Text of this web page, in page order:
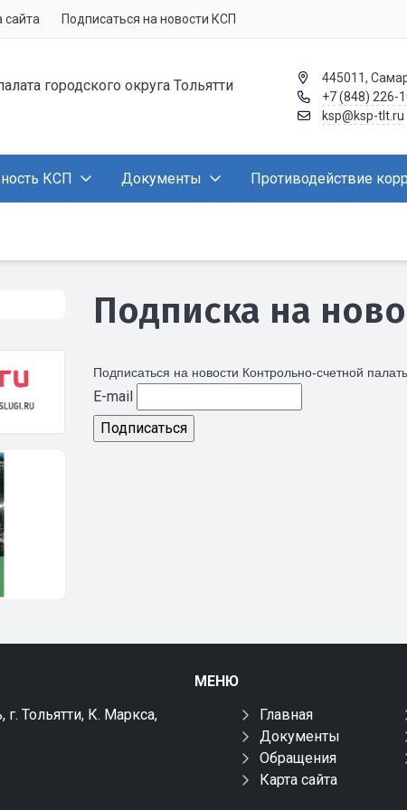
сайта Подписаться на новости КСП
городского округа Тольятти
445011,
+7 (848) 226-
ksp@ksp-tlt.ru
КСП Документы Противодействие
Подписка на
Подписаться на новости Контрольно-счетной
E-mail
г. Тольятти, К. Маркса,
МЕНЮ
Главная
Документы
Обращения
Карта сайта